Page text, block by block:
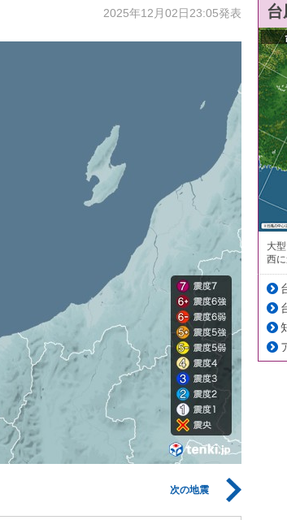
2025年12月02日23:05発表
次の地震
大
西